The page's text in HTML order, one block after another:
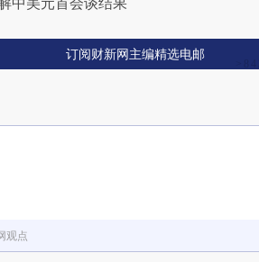
订阅财新网主编精选电邮
观点